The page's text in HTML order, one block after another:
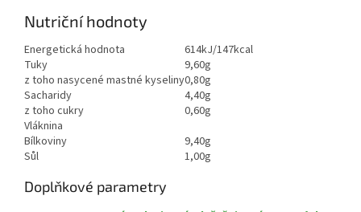
Nutriční hodnoty
Energetická hodnota
614kJ/147kcal
Tuky
9,60g
z toho nasycené mastné kyseliny0,80g
Sacharidy
4,40g
z toho cukry
0,60g
Vláknina
Bílkoviny
9,40g
Sůl
1,00g
Doplňkové parametry